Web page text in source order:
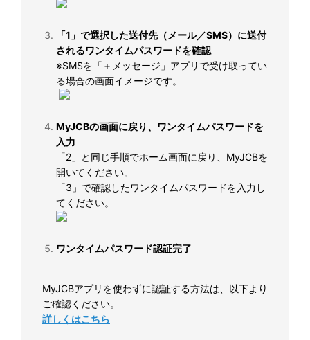
「1」で選択した送付先（メール／SMS）に送付
されるワンタイムパスワードを確認
※SMSを「＋メッセージ」アプリで受け取ってい
る場合の画面イメージです。
MyJCBの画面に戻り、ワンタイムパスワードを
入力
「2」と同じ手順でホーム画面に戻り、MyJCBを
開いてください。
「3」で確認したワンタイムパスワードを入力し
てください。
ワンタイムパスワード認証完了
MyJCBアプリを使わずに認証する方法は、以下より
ご確認ください。
詳しくはこちら